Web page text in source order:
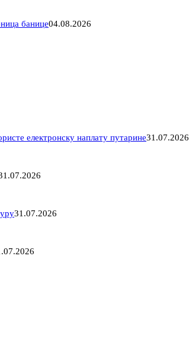
банице04.08.2026
електронску наплату путарине31.07.2026
31.07.2026